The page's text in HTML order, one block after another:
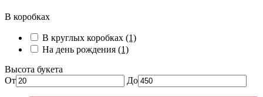
В коробках
В круглых коробках (1)
На день рождения (1)
Высота букета
От
До